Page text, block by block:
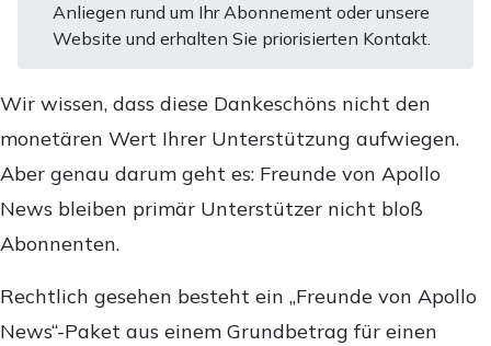
Anliegen rund um Ihr Abonnement oder unsere
Website und erhalten Sie priorisierten Kontakt.
Wir wissen, dass diese Dankeschöns nicht den
monetären Wert Ihrer Unterstützung aufwiegen.
Aber genau darum geht es: Freunde von Apollo
News bleiben primär Unterstützer nicht bloß
Abonnenten.
Rechtlich gesehen besteht ein „Freunde von Apollo
News“-Paket aus einem Grundbetrag für einen